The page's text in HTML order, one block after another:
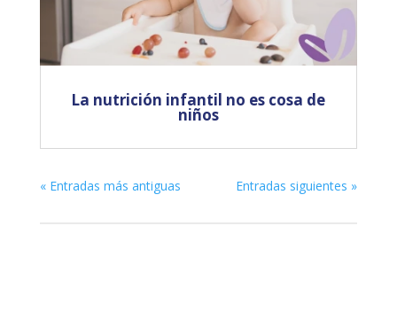
La nutrición infantil no es cosa de
niños
« Entradas más antiguas Entradas siguientes »